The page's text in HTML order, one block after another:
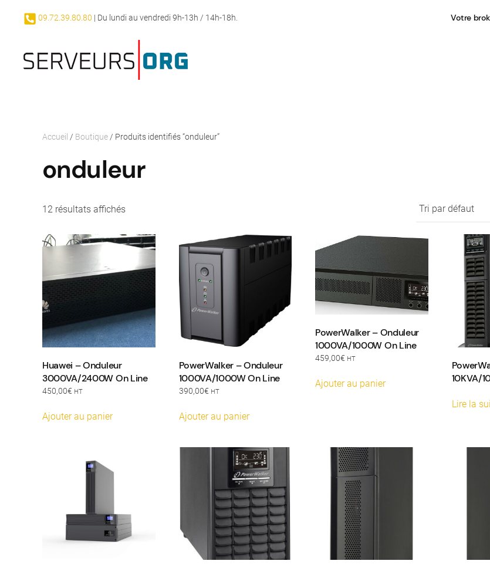
09.72.39.80.80 | Du lundi au vendredi 9h-13h / 14h-18h. Votre
Accueil / Boutique / Produits identifiés “onduleur”
onduleur
12 résultats affichés
Huawei – Onduleur
3000VA/2400W On Line
450,00€ HT
Ajouter au panier
PowerWalker – Onduleur
1000VA/1000W On Line
390,00€ HT
Ajouter au panier
PowerWalker – Onduleur
1000VA/1000W On Line
459,00€ HT
Ajouter au panier
10KVA/
Lire la